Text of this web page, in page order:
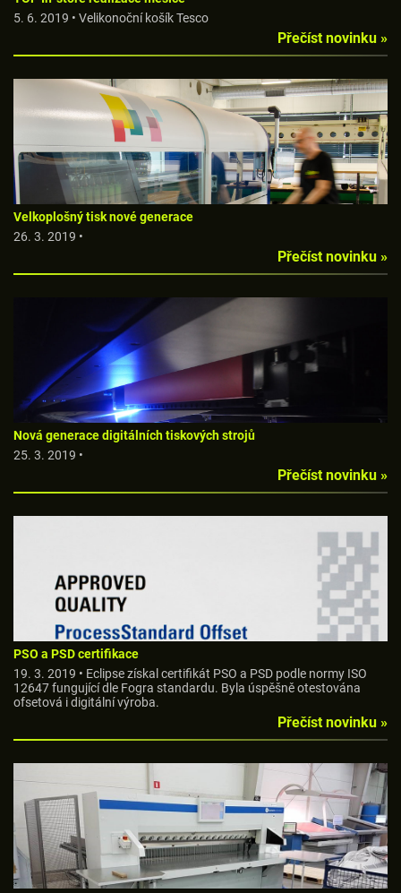
5. 6. 2019 • Velikonoční košík Tesco
Přečíst novinku »
Velkoplošný tisk nové generace
26. 3. 2019 •
Přečíst novinku »
Nová generace digitálních tiskových strojů
25. 3. 2019 •
Přečíst novinku »
PSO a PSD certifikace
19. 3. 2019 • Eclipse získal certifikát PSO a PSD podle normy ISO
12647 fungující dle Fogra standardu. Byla úspěšně otestována
ofsetová i digitální výroba.
Přečíst novinku »